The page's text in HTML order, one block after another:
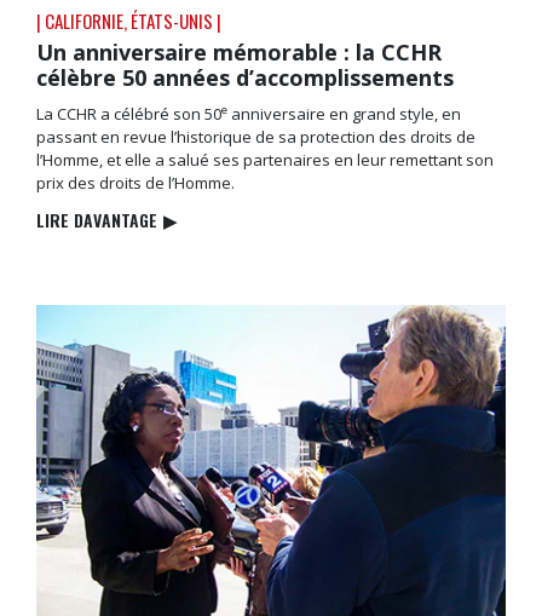
| CALIFORNIE, ÉTATS-UNIS |
Un anniversaire mémorable : la CCHR
célèbre 50 années d’accomplissements
La CCHR a célébré son 50e anniversaire en grand style, en
passant en revue l’historique de sa protection des droits de
l’Homme, et elle a salué ses partenaires en leur remettant son
prix des droits de l’Homme.
LIRE DAVANTAGE ▶